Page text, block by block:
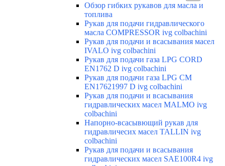
Обзор гибких рукавов для масла и
топлива
Рукав для подачи гидравлического
масла COMPRESSOR ivg colbachini
Рукав для подачи и всасывания масел
IVALO ivg colbachini
Рукав для подачи газа LPG CORD
EN1762 D ivg colbachini
Рукав для подачи газа LPG CM
EN17621997 D ivg colbachini
Рукав для подачи и всасывания
гидравлических масел MALMO ivg
colbachini
Напорно-всасывющий рукав для
гидравличесих масел TALLIN ivg
colbachini
Рукав для подачи и всасывания
гидравлических масел SAE100R4 ivg